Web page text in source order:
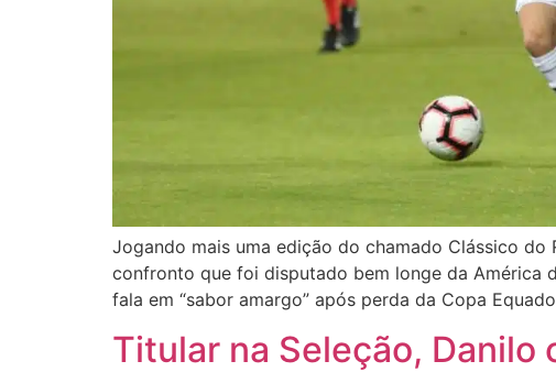
Jogando mais uma edição do chamado Clássico
confronto que foi disputado bem longe da América
fala em “sabor amargo” após perda da Copa
Titular na Seleção, Danilo